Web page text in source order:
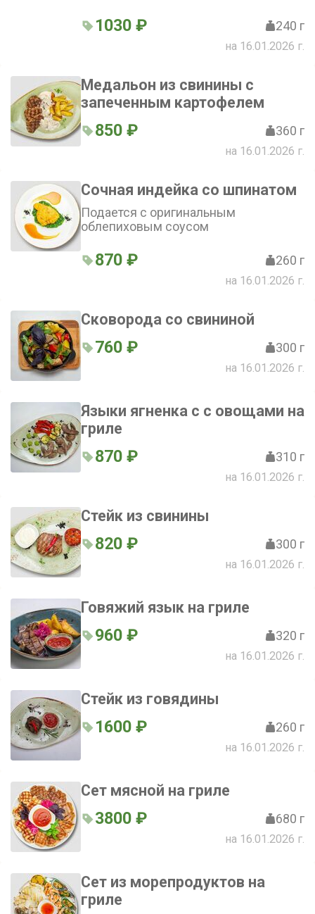
яблоками под соусом из красного
вина и апельсинов
1030 ₽ 240 г
на 16.01.2026 г.
Медальон из свинины с
запеченным картофелем
850 ₽ 360 г
на 16.01.2026 г.
Сочная индейка со шпинатом
Подается с оригинальным
облепиховым соусом
870 ₽ 260 г
на 16.01.2026 г.
Сковорода со свининой
760 ₽ 300 г
на 16.01.2026 г.
Языки ягненка с с овощами на
гриле
870 ₽ 310 г
на 16.01.2026 г.
Стейк из свинины
820 ₽ 300 г
на 16.01.2026 г.
Говяжий язык на гриле
960 ₽ 320 г
на 16.01.2026 г.
Стейк из говядины
1600 ₽ 260 г
на 16.01.2026 г.
Сет мясной на гриле
3800 ₽ 680 г
на 16.01.2026 г.
Сет из морепродуктов на
гриле